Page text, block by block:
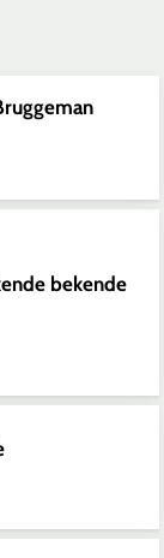
bekende